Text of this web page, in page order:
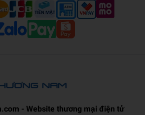
- Website thương mại điện tử